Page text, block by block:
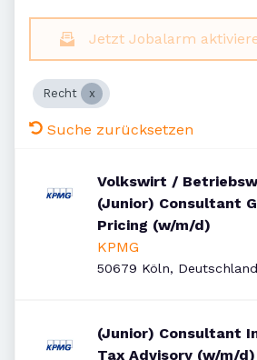
Jetzt Jobalarm
Recht
Suche zurücksetzen
Volkswirt /
(Junior) Consultant
Pricing (w/m/d)
KPMG
50679 Köln, Deutschland
(Junior) Consultant
Tax Advisory (w/m/d)